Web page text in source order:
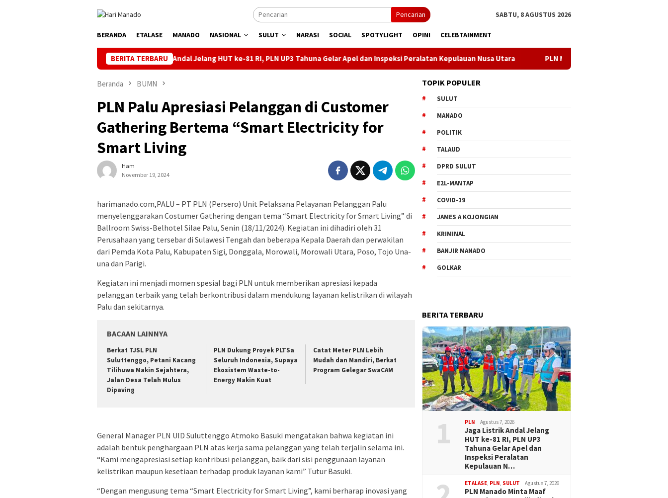
Pencarian SABTU, 8 AGUSTUS 2026
BERANDA ETALASE MANADO NASIONAL SULUT NARASI SOCIAL SPOTYLIGHT OPINI CELEBTAINMENT
BERITA TERBARU
Jaga Listrik Andal Jelang HUT ke-81 RI, PLN UP3 Tahuna Gelar Apel dan Inspeksi Peralatan Kepulauan Nusa Utara PLN Manado Minta Maaf Pemadaman Bergilir di Pulau
Beranda BUMN
PLN Palu Apresiasi Pelanggan di Customer
Gathering Bertema “Smart Electricity for
Smart Living
Ham
November 19, 2024
harimanado.com,PALU – PT PLN (Persero) Unit Pelaksana Pelayanan Pelanggan Palu
menyelenggarakan Costumer Gathering dengan tema “Smart Electricity for Smart Living” di
Ballroom Swiss-Belhotel Silae Palu, Senin (18/11/2024). Kegiatan ini dihadiri oleh 31
Perusahaan yang tersebar di Sulawesi Tengah dan beberapa Kepala Daerah dan perwakilan
dari Pemda Kota Palu, Kabupaten Sigi, Donggala, Morowali, Morowali Utara, Poso, Tojo Una-
una dan Parigi.
Kegiatan ini menjadi momen spesial bagi PLN untuk memberikan apresiasi kepada
pelanggan terbaik yang telah berkontribusi dalam mendukung layanan kelistrikan di wilayah
Palu dan sekitarnya.
BACAAN LAINNYA
Berkat TJSL PLN
Suluttenggo, Petani Kacang
Tilihuwa Makin Sejahtera,
Jalan Desa Telah Mulus
Dipaving
PLN Dukung Proyek PLTSa
Seluruh Indonesia, Supaya
Ekosistem Waste-to-
Energy Makin Kuat
Catat Meter PLN Lebih
Mudah dan Mandiri, Berkat
Program Gelegar SwaCAM
General Manager PLN UID Suluttenggo Atmoko Basuki mengatakan bahwa kegiatan ini
adalah bentuk penghargaan PLN atas kerja sama pelanggan yang telah terjalin selama ini.
“Kami mengapresiasi setiap kontribusi pelanggan, baik dari sisi penggunaan layanan
kelistrikan maupun kesetiaan terhadap produk layanan kami” Tutur Basuki.
“Dengan mengusung tema “Smart Electricity for Smart Living”, kami berharap inovasi yang
TOPIK POPULER
SULUT
MANADO
POLITIK
TALAUD
DPRD SULUT
E2L-MANTAP
COVID-19
JAMES A KOJONGIAN
KRIMINAL
BANJIR MANADO
GOLKAR
BERITA TERBARU
1 PLN Agustus 7, 2026
Jaga Listrik Andal Jelang
HUT ke-81 RI, PLN UP3
Tahuna Gelar Apel dan
Inspeksi Peralatan
Kepulauan N…
ETALASE PLN SULUT Agustus 7, 2026
PLN Manado Minta Maaf